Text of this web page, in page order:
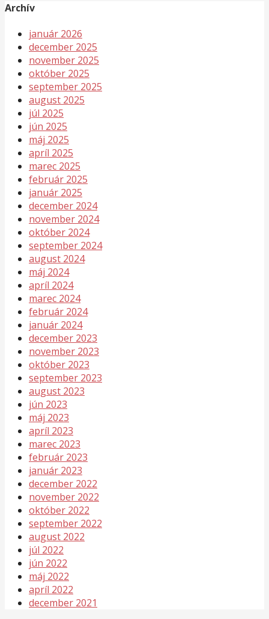
Archív
január 2026
december 2025
november 2025
október 2025
september 2025
august 2025
júl 2025
jún 2025
máj 2025
apríl 2025
marec 2025
február 2025
január 2025
december 2024
november 2024
október 2024
september 2024
august 2024
máj 2024
apríl 2024
marec 2024
február 2024
január 2024
december 2023
november 2023
október 2023
september 2023
august 2023
jún 2023
máj 2023
apríl 2023
marec 2023
február 2023
január 2023
december 2022
november 2022
október 2022
september 2022
august 2022
júl 2022
jún 2022
máj 2022
apríl 2022
december 2021